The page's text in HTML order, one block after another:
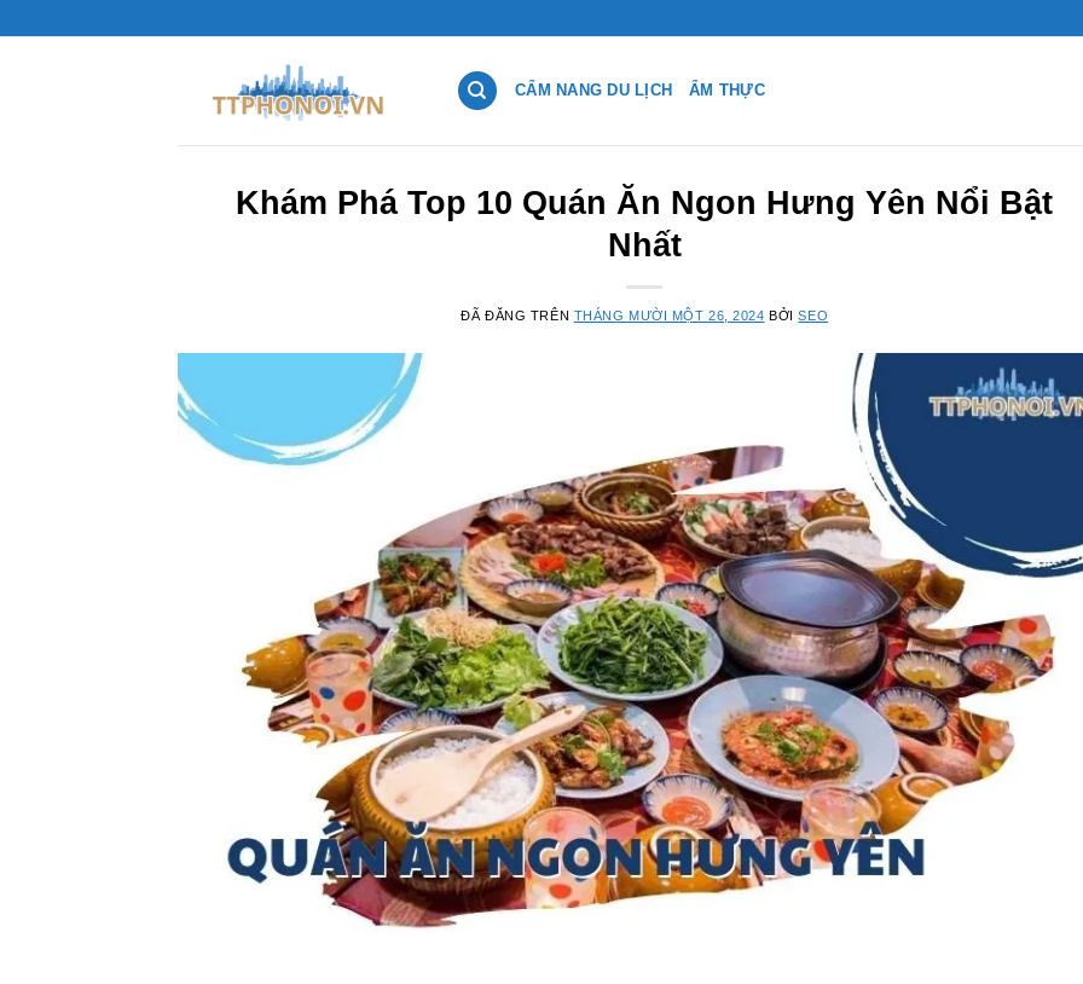
CẨM NANG DU LỊCH ẨM THỰC
Khám Phá Top 10 Quán Ăn Ngon Hưng Yên Nổi Bật
Nhất
ĐÃ ĐĂNG TRÊN THÁNG MƯỜI MỘT 26, 2024 BỞISEO